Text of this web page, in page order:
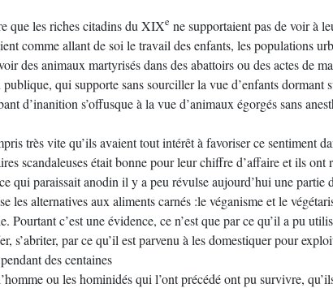
que les riches citadins du XIXe ne supportaient pas de voir à
comme allant de soi le travail des enfants, les populations
des animaux martyrisés dans des abattoirs ou des actes de
publique, qui supporte sans sourciller la vue d’enfants dormant
d’inanition s’offusque à la vue d’animaux égorgés sans
très vite qu’ils avaient tout intérêt à favoriser ce sentiment
scandaleuses était bonne pour leur chiffre d’affaire et ils ont
qui paraissait anodin il y a peu révulse aujourd’hui une partie
les alternatives aux aliments carnés :le véganisme et le
Pourtant c’est une évidence, ce n’est que par ce qu’il a pu
s’abriter, par ce qu’il est parvenu à les domestiquer pour
des centaines
ou les hominidés qui l’ont précédé ont pu survivre,